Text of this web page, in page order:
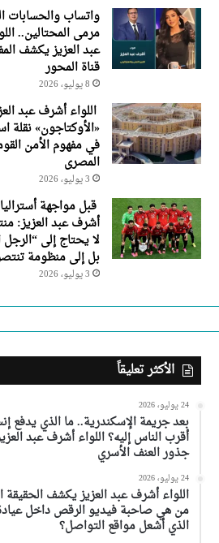
واتساب والحسابات
مرمى المحتالين..
عبد العزيز يكشف
قناة المحور
8 يوليو، 2026
اللواء أشرف عبد
«الأوكتاجون» نقلة
في مفهوم الأمن
المصرى
3 يوليو، 2026
قبل مواجهة
أشرف عبد العزيز:
لا يحتاج إلى
بل إلى منظومة
3 يوليو، 2026
الأكثر تعليقاً
24 يوليو، 2026
بعد جريمة الإسكندرية.. ما الذي يدفع
أقرب الناس إليه؟ اللواء أشرف عبد
جذور العنف الأسري
24 يوليو، 2026
اللواء أشرف عبد العزيز يكشف الحقيقة
من هي صاحبة فيديو الرقص داخل
الذي أشعل مواقع التواصل؟